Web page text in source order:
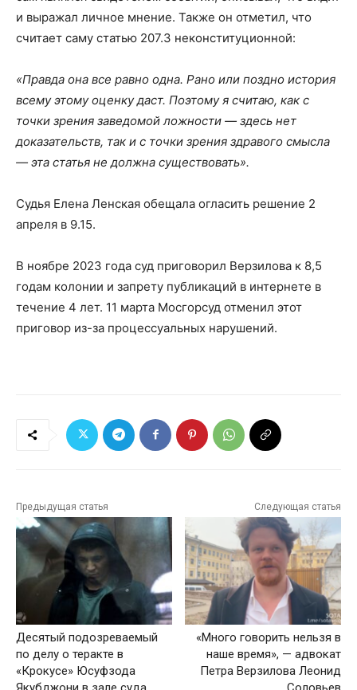
и выражал личное мнение. Также он отметил, что
считает саму статью 207.3 неконституционной:
«Правда она все равно одна. Рано или поздно история
всему этому оценку даст. Поэтому я считаю, как с
точки зрения заведомой ложности — здесь нет
доказательств, так и с точки зрения здравого смысла
— эта статья не должна существовать».
Судья Елена Ленская обещала огласить решение 2
апреля в 9.15.
В ноябре 2023 года суд приговорил Верзилова к 8,5
годам колонии и запрету публикаций в интернете в
течение 4 лет. 11 марта Мосгорсуд отменил этот
приговор из-за процессуальных нарушений.
Предыдущая статья
Десятый подозреваемый
по делу о теракте в
«Крокусе» Юсуфзода
Следующая статья
«Много говорить нельзя в
наше время», — адвокат
Петра Верзилова Леонид